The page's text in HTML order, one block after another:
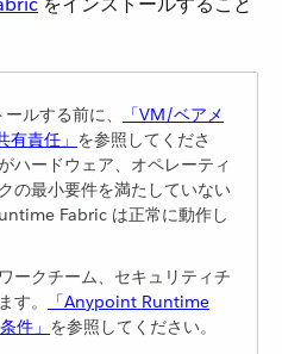
ルする前に、​
「VM/ベアメ
責任」 ​を参照してくださ
ハードウェア、オペレーティ
の最小要件を満たしていない
Fabric は正常に動作し
ークチーム、セキュリティチ
す。​
「Anypoint Runtime
件」 ​を参照してください。